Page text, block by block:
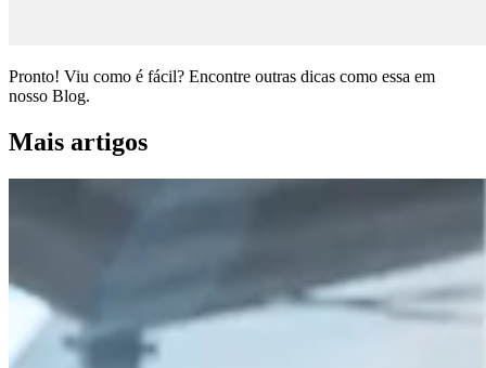
Pronto! Viu como é fácil? Encontre outras dicas como essa em
nosso Blog.
Mais artigos